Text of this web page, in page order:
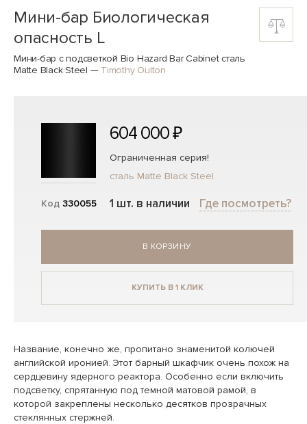
Мини-бар Биологическая
опасность L
Мини-бар с подсветкой Bio Hazard Bar Cabinet сталь
Matte Black Steel — Timothy Oulton
Код 330055
604 000 ₽
Ограниченная серия!
сталь Matte Black Steel
1 шт. в наличии Где посмотреть?
В КОРЗИНУ
КУПИТЬ В 1 КЛИК
Название, конечно же, пропитано знаменитой колючей
английской иронией. Этот барный шкафчик очень похож на
сердцевину ядерного реактора. Особенно если включить
подсветку, спрятанную под темной матовой рамой, в
которой закреплены несколько десятков прозрачных
стеклянных стержней.